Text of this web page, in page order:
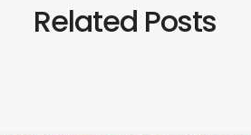
Related Posts